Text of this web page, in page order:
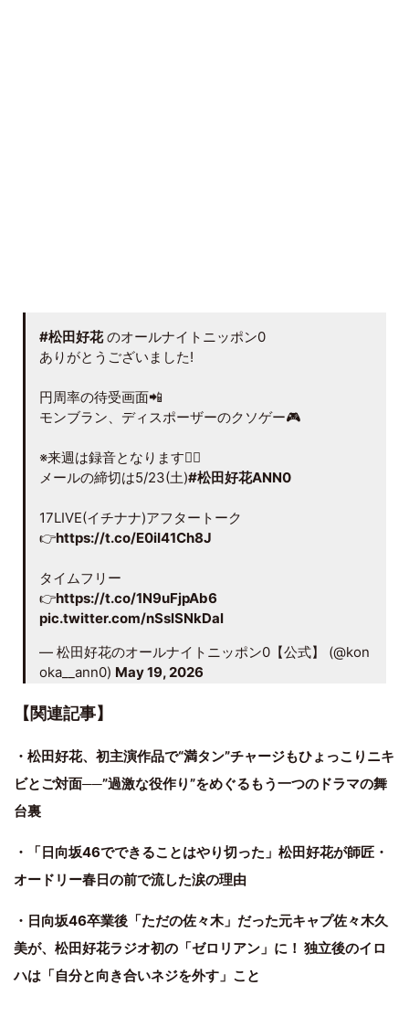
#松田好花のオールナイトニッポン0
ありがとうございました!
円周率の待受画面📲
モンブラン、ディスポーザーのクソゲー🎮
※来週は録音となります🙇‍♂️
メールの締切は5/23(土)#松田好花ANN0
17LIVE(イチナナ)アフタートーク
👉https://t.co/E0iI41Ch8J
タイムフリー
👉https://t.co/1N9uFjpAb6
pic.twitter.com/nSslSNkDal
— 松田好花のオールナイトニッポン0【公式】 (@kon
oka__ann0) May 19, 2026
【関連記事】
・松田好花、初主演作品で“満タン”チャージもひょっこりニキ
ビとご対面──”過激な役作り”をめぐるもう一つのドラマの舞
台裏
・「日向坂46でできることはやり切った」松田好花が師匠・
オードリー春日の前で流した涙の理由
・日向坂46卒業後「ただの佐々木」だった元キャプ佐々木久
美が、松田好花ラジオ初の「ゼロリアン」に！ 独立後のイロ
ハは「自分と向き合いネジを外す」こと